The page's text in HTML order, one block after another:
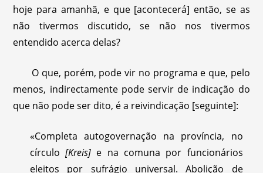
hoje para amanhã, e que [acontecerá] então, se as
não tivermos discutido, se não nos tivermos
entendido acerca delas?
O que, porém, pode vir no programa e que, pelo
menos, indirectamente pode servir de indicação do
que não pode ser dito, é a reivindicação [seguinte]:
«Completa autogovernação na província, no
círculo[Kreis] e na comuna por funcionários
eleitos por sufrágio universal. Abolição de